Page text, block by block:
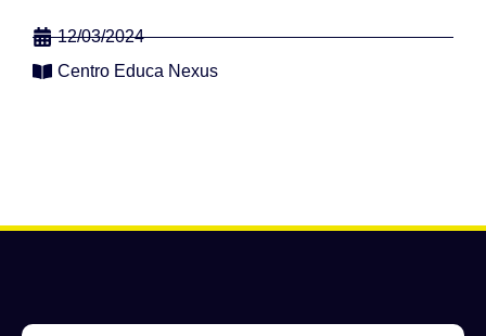
12/03/2024
Centro Educa Nexus